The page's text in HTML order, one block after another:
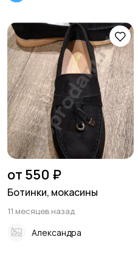
от 550 ₽
Ботинки, мокасины
11 месяцев назад
Александра